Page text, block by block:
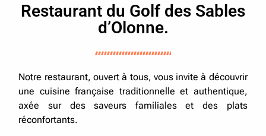
Restaurant du Golf des Sables
d’Olonne.
Notre restaurant, ouvert à tous, vous invite à découvrir
une cuisine française traditionnelle et authentique,
axée sur des saveurs familiales et des plats
réconfortants.